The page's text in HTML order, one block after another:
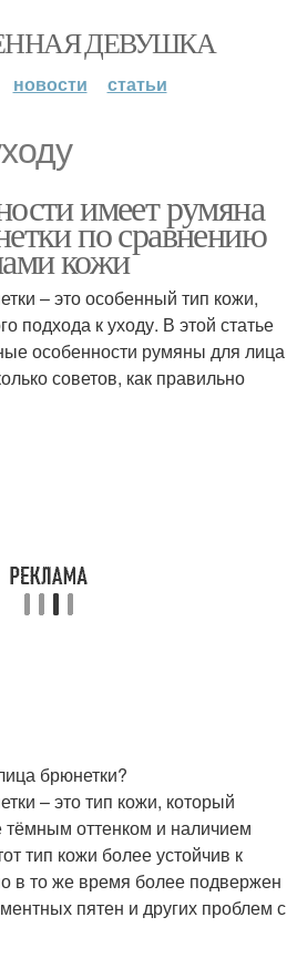
ДЕВУШКА
новости статьи
имеет румяна
по сравнению
кожи
– это особенный тип кожи,
подхода к уходу. В этой статье
особенности румяны для лица
советов, как правильно
брюнетки?
– это тип кожи, который
тёмным оттенком и наличием
тип кожи более устойчив к
в то же время более подвержен
пятен и других проблем с